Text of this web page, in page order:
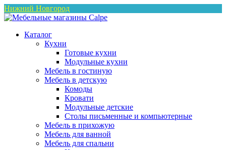
Нижний Новгород
Каталог
Кухни
Готовые кухни
Модульные кухни
Мебель в гостиную
Мебель в детскую
Комоды
Кровати
Модульные детские
Столы письменные и компьютерные
Мебель в прихожую
Мебель для ванной
Мебель для спальни